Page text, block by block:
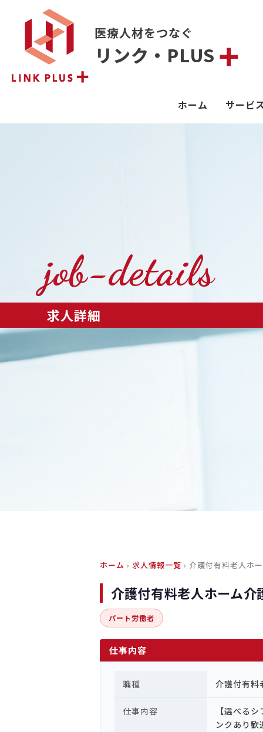
医療人材をつなぐ
リンク・PLUS
ホーム サービ
job-details
求人詳細
ホーム › 求人情報一覧 › 介護付有料老人ホ
介護付有料老人ホーム
パート労働者
仕事内容
職種 介護付有料
仕事内容
【選べる
ンクあり